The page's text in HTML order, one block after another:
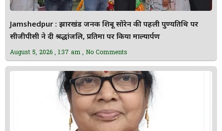
Jamshedpur : झारखंड जनक शिबू सोरेन की पहली पुण्यतिथि पर
सीजीपीसी ने दी श्रद्धांजलि, प्रतिमा पर किया माल्यार्पण
August 5, 2026 1:37 am No Comments